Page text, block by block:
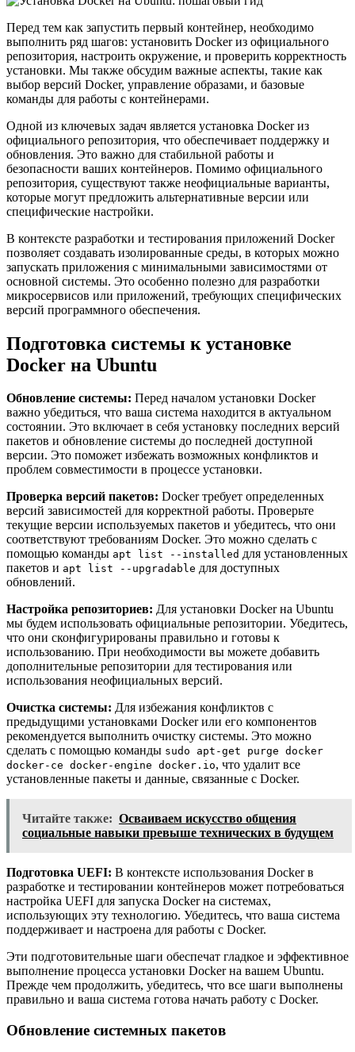
Перед тем как запустить первый контейнер, необходимо
выполнить ряд шагов: установить Docker из официального
репозитория, настроить окружение, и проверить корректность
установки. Мы также обсудим важные аспекты, такие как
выбор версий Docker, управление образами, и базовые
команды для работы с контейнерами.
Одной из ключевых задач является установка Docker из
официального репозитория, что обеспечивает поддержку и
обновления. Это важно для стабильной работы и
безопасности ваших контейнеров. Помимо официального
репозитория, существуют также неофициальные варианты,
которые могут предложить альтернативные версии или
специфические настройки.
В контексте разработки и тестирования приложений Docker
позволяет создавать изолированные среды, в которых можно
запускать приложения с минимальными зависимостями от
основной системы. Это особенно полезно для разработки
микросервисов или приложений, требующих специфических
версий программного обеспечения.
Подготовка системы к установке
Docker на Ubuntu
Обновление системы: Перед началом установки Docker
важно убедиться, что ваша система находится в актуальном
состоянии. Это включает в себя установку последних версий
пакетов и обновление системы до последней доступной
версии. Это поможет избежать возможных конфликтов и
проблем совместимости в процессе установки.
Проверка версий пакетов: Docker требует определенных
версий зависимостей для корректной работы. Проверьте
текущие версии используемых пакетов и убедитесь, что они
соответствуют требованиям Docker. Это можно сделать с
помощью команды apt list --installed для установленных
пакетов и apt list --upgradable для доступных
обновлений.
Настройка репозиториев: Для установки Docker на Ubuntu
мы будем использовать официальные репозитории. Убедитесь,
что они сконфигурированы правильно и готовы к
использованию. При необходимости вы можете добавить
дополнительные репозитории для тестирования или
использования неофициальных версий.
Очистка системы: Для избежания конфликтов с
предыдущими установками Docker или его компонентов
рекомендуется выполнить очистку системы. Это можно
сделать с помощью команды sudo apt-get purge docker
docker-ce docker-engine docker.io, что удалит все
установленные пакеты и данные, связанные с Docker.
Читайте также: Осваиваем искусство общения
социальные навыки превыше технических в будущем
Подготовка UEFI: В контексте использования Docker в
разработке и тестировании контейнеров может потребоваться
настройка UEFI для запуска Docker на системах,
использующих эту технологию. Убедитесь, что ваша система
поддерживает и настроена для работы с Docker.
Эти подготовительные шаги обеспечат гладкое и эффективное
выполнение процесса установки Docker на вашем Ubuntu.
Прежде чем продолжить, убедитесь, что все шаги выполнены
правильно и ваша система готова начать работу с Docker.
Обновление системных пакетов